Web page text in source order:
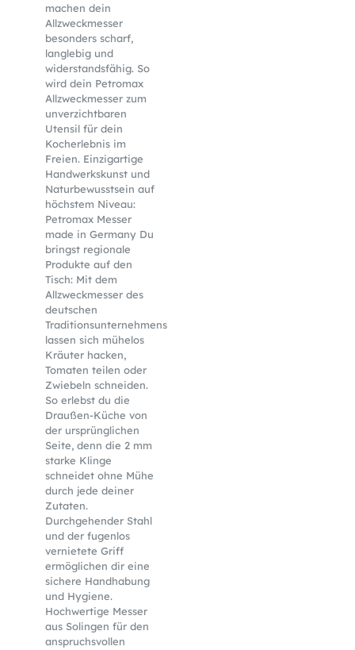
machen dein
Allzweckmesser
besonders scharf,
langlebig und
widerstandsfähig. So
wird dein Petromax
Allzweckmesser zum
unverzichtbaren
Utensil für dein
Kocherlebnis im
Freien. Einzigartige
Handwerkskunst und
Naturbewusstsein auf
höchstem Niveau:
Petromax Messer
made in Germany Du
bringst regionale
Produkte auf den
Tisch: Mit dem
Allzweckmesser des
deutschen
Traditionsunternehmens
lassen sich mühelos
Kräuter hacken,
Tomaten teilen oder
Zwiebeln schneiden.
So erlebst du die
Draußen-Küche von
der ursprünglichen
Seite, denn die 2 mm
starke Klinge
schneidet ohne Mühe
durch jede deiner
Zutaten.
Durchgehender Stahl
und der fugenlos
vernietete Griff
ermöglichen dir eine
sichere Handhabung
und Hygiene.
Hochwertige Messer
aus Solingen für den
anspruchsvollen